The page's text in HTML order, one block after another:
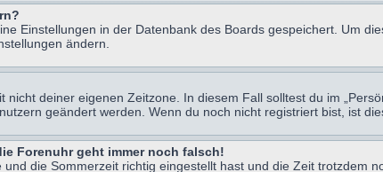
Einstellungen in der Datenbank des Boards gespeichert. Um
ändern.
deiner eigenen Zeitzone. In diesem Fall solltest du im
geändert werden. Wenn du noch nicht registriert bist, ist
Forenuhr geht immer noch falsch!
die Sommerzeit richtig eingestellt hast und die Zeit trotzdem